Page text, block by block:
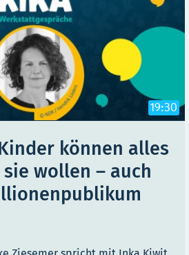
19:30
können alles
sie wollen – auch